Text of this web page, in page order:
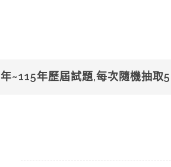
~115年歷屆試題,每次隨機抽取